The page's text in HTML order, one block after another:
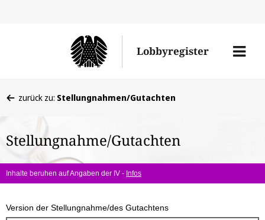
Lobbyregister
Menü
befinden
hier:
zurück zu: Stellungnahmen/Gutachten
Stellungnahme/Gutachten
Inhalte beruhen auf Angaben der IV - Infos
Version der Stellungnahme/des Gutachtens